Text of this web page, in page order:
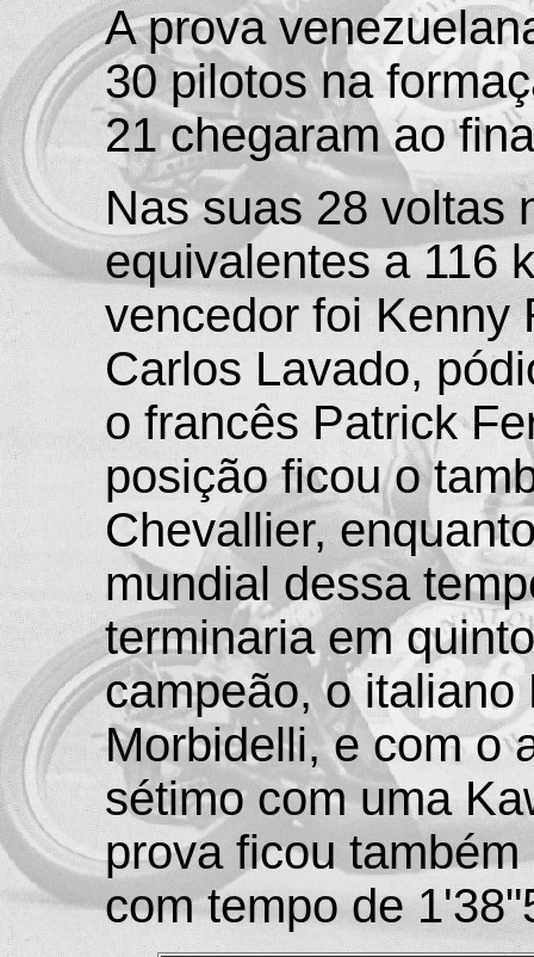
A prova
30 pilotos na
21 chegaram ao
Nas suas 28 voltas
equivalentes a 116
vencedor foi Kenny
Carlos Lavado,
o francês Patrick
posição ficou o
Chevallier,
mundial dessa
terminaria em
campeão, o
Morbidelli, e com o
sétimo com uma
prova ficou
com tempo de